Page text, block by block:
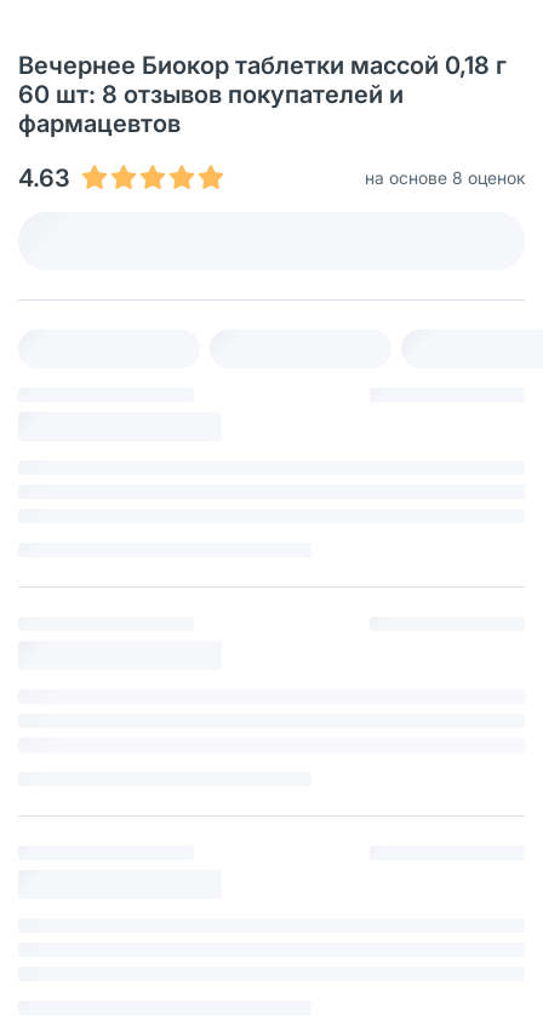
Вечернее Биокор таблетки массой 0,18 г
60 шт: 8 отзывов покупателей и
фармацевтов
4.63
на основе 8 оценок